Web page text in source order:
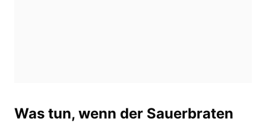
Was tun, wenn der Sauerbraten